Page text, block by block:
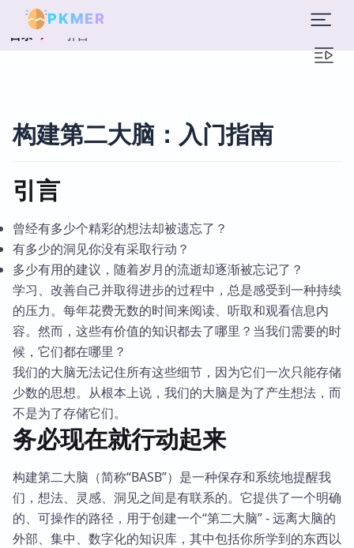
PKMER
目录 引言
构建第二大脑：入门指南
引言
曾经有多少个精彩的想法却被遗忘了？
有多少的洞见你没有采取行动？
多少有用的建议，随着岁月的流逝却逐渐被忘记了？
学习、改善自己并取得进步的过程中，总是感受到一种持续
的压力。每年花费无数的时间来阅读、听取和观看信息内
容。然而，这些有价值的知识都去了哪里？当我们需要的时
候，它们都在哪里？
我们的大脑无法记住所有这些细节，因为它们一次只能存储
少数的思想。从根本上说，我们的大脑是为了产生想法，而
不是为了存储它们。
务必现在就行动起来
构建第二大脑（简称“BASB”）是一种保存和系统地提醒我
们，想法、灵感、洞见之间是有联系的。它提供了一个明确
的、可操作的路径，用于创建一个“第二大脑” - 远离大脑的
外部、集中、数字化的知识库，其中包括你所学到的东西以